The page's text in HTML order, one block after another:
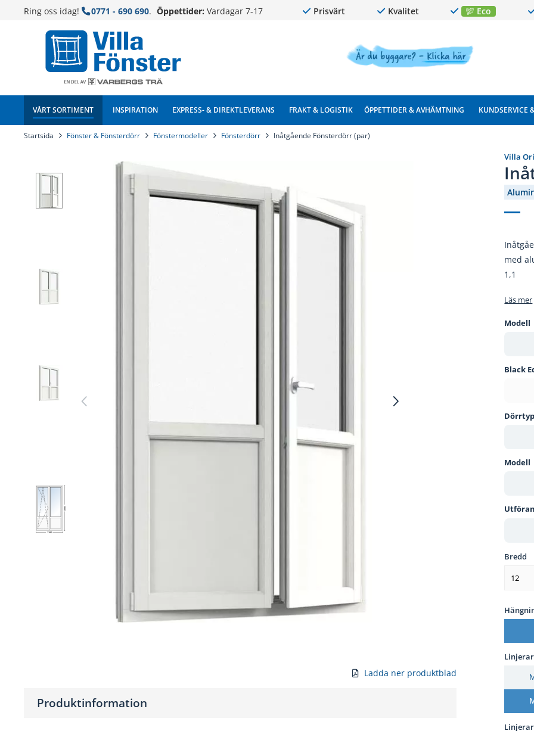
Ring oss idag! 0771 - 690 690. Öppettider: Vardagar 7-17 Prisvärt Kvalitet Eco
VÅRT SORTIMENT INSPIRATION EXPRESS- & DIREKTLEVERANS FRAKT & LOGISTIK ÖPPETTIDER & AVHÄMTNING KUNDSERVICE
Startsida Fönster & Fönsterdörr Fönstermodeller Fönsterdörr Inåtgående Fönsterdörr (par)
1180
1980
Villa
med
1,1
Läs mer
Modell
Black
Dörrtyp
Modell
Bredd
12
Ladda ner produktblad
Produktinformation